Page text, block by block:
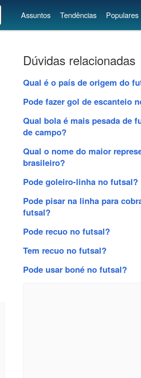
Assuntos Tendências Populares
Dúvidas relacionadas
Qual é o país de origem do
Pode fazer gol de escanteio
Qual bola é mais pesada de
de campo?
Qual o nome do maior
brasileiro?
Pode goleiro-linha no futsal?
Pode pisar na linha para
futsal?
Pode recuo no futsal?
Tem recuo no futsal?
Pode usar boné no futsal?